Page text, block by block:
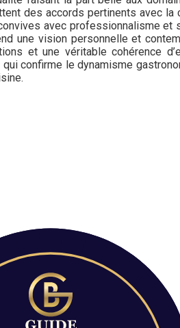
des accords pertinents avec
avec professionnalisme
une vision personnelle et
et une véritable cohérence
confirme le dynamisme